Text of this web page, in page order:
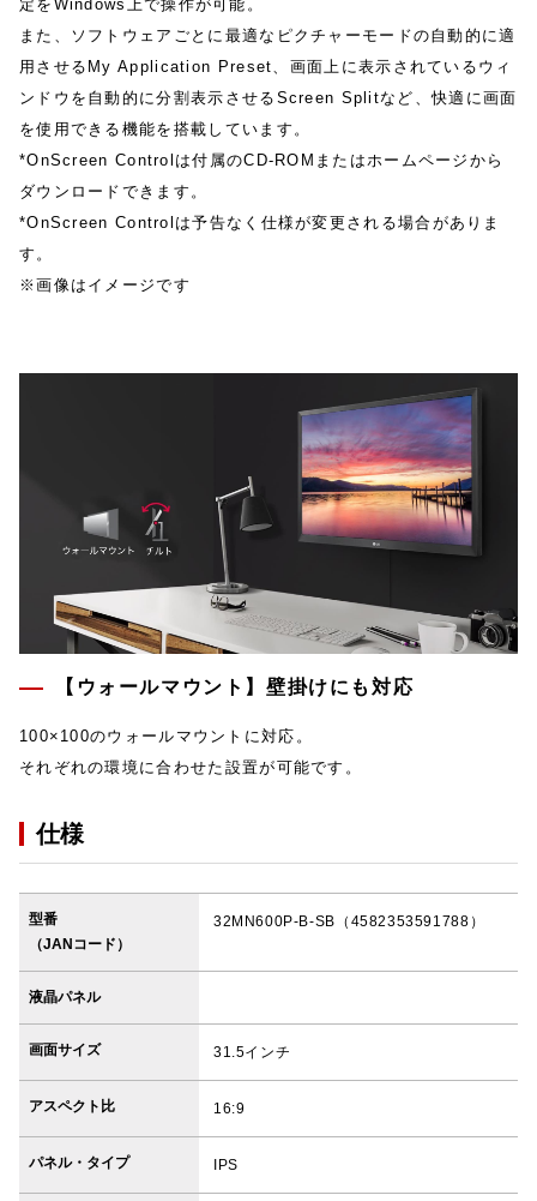
定をWindows上で操作が可能。
また、ソフトウェアごとに最適なピクチャーモードの自動的に適
用させるMy Application Preset、画面上に表示されているウィ
ンドウを自動的に分割表示させるScreen Splitなど、快適に画面
を使用できる機能を搭載しています。
*OnScreen Controlは付属のCD-ROMまたはホームページから
ダウンロードできます。
*OnScreen Controlは予告なく仕様が変更される場合がありま
す。
※画像はイメージです
【ウォールマウント】壁掛けにも対応
100×100のウォールマウントに対応。
それぞれの環境に合わせた設置が可能です。
仕様
型番
（JANコード）
32MN600P-B-SB（4582353591788）
液晶パネル
画面サイズ 31.5インチ
アスペクト比 16:9
パネル・タイプ IPS